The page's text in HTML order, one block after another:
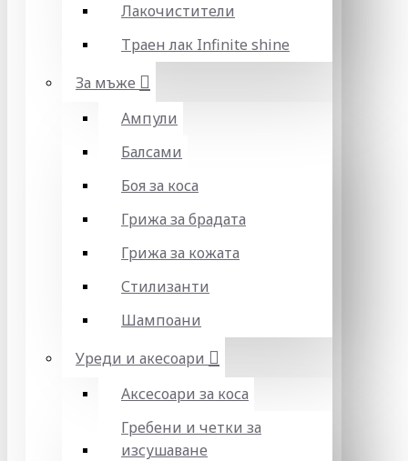
Лакочистители
Траен лак Infinite shine
За мъже
Ампули
Балсами
Боя за коса
Грижа за брадата
Грижа за кожата
Стилизанти
Шампоани
Уреди и акесоари
Аксесоари за коса
Гребени и четки за
изсушаване